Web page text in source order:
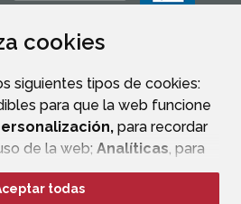
cookies
siguientes tipos de cookies:
para que la web funcione
para recordar
de la web; Analíticas, para
de la web y sus servicios.
todas